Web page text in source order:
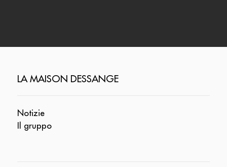
LA MAISON DESSANGE
Notizie
Il gruppo